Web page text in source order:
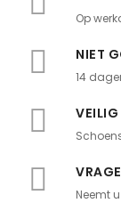
Op
NIET
14
VEILIG
Neemt